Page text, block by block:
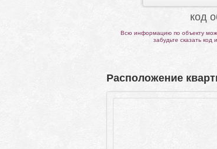
код
Всю информацию по объекту
забудьте сказать
Расположение